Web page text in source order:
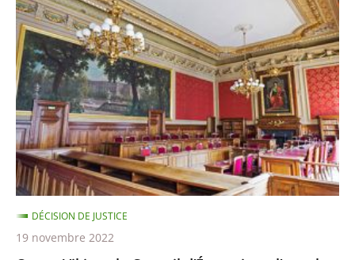
Viking
:
le
Conseil
d’État
rejette
l’appel
demandant
qu’il
soit
mis
fin,
DÉCISION DE JUSTICE
19 novembre 2022